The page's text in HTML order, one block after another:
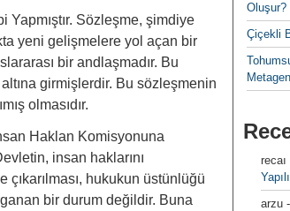
Sözleşme, şimdiye
yeni gelişmelere yol açan bir
bir andlaşmadır. Bu
girmişlerdir. Bu sözleşmenin
olmasıdır.
Haklan Komisyonuna
insan haklarını
hukukun üstünlüğü
bir durum değildir. Buna
Oluşur?
Çiçekli
arzu